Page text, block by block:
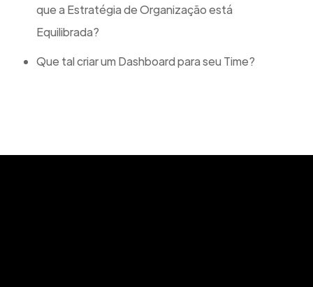
que a Estratégia de Organização está
Equilibrada?
Que tal criar um Dashboard para seu Time?